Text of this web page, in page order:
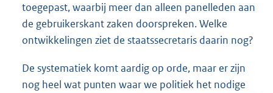
toegepast, waarbij meer dan alleen panelleden aan
de gebruikerskant zaken doorspreken. Welke
ontwikkelingen ziet de staatssecretaris daarin nog?
De systematiek komt aardig op orde, maar er zijn
nog heel wat punten waar we politiek het nodige